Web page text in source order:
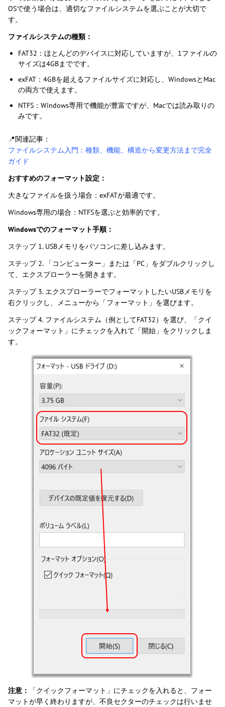
OSで使う場合は、適切なファイルシステムを選ぶことが大切で
す。
ファイルシステムの種類：
FAT32：ほとんどのデバイスに対応していますが、1ファイルの
サイズは4GBまでです。
exFAT：4GBを超えるファイルサイズに対応し、WindowsとMac
の両方で使えます。
NTFS：Windows専用で機能が豊富ですが、Macでは読み取りの
みです。
📍関連記事：
ファイルシステム入門：種類、機能、構造から変更方法まで完全
ガイド
おすすめのフォーマット設定：
大きなファイルを扱う場合：exFATが最適です。
Windows専用の場合：NTFSを選ぶと効率的です。
Windowsでのフォーマット手順：
ステップ 1. USBメモリをパソコンに差し込みます。
ステップ 2. 「コンピューター」または「PC」をダブルクリックし
て、エクスプローラーを開きます。
ステップ 3. エクスプローラーでフォーマットしたいUSBメモリを
右クリックし、メニューから「フォーマット」を選びます。
ステップ 4. ファイルシステム（例としてFAT32）を選び、「クイ
ックフォーマット」にチェックを入れて「開始」をクリックしま
す。
注意：
「クイックフォーマット」にチェックを入れると、フォー
マットが早く終わりますが、不良セクターのチェックは行いませ